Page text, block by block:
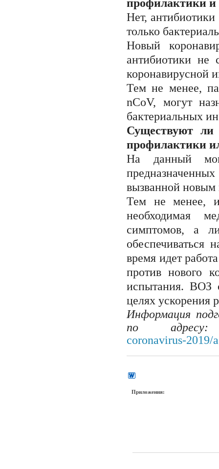
профилактики и
Нет,
только
Новый
антибиотики не
коронавирусной
Тем не менее,
nCoV, могут
бактериальных
Существуют ли
профилактики
На данный
вызванной новым
Тем не менее,
необходимая
симптомов, а
обеспечиваться
время идет
против нового
испытания. ВОЗ
целях ускорения
Информация
по адресу:
coronavirus-2019/
Приложения: